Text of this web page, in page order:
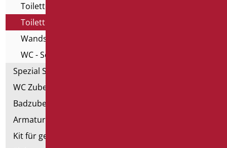
Toiletten mit Öffnung
Toiletten, Bidet und Bodenbefestigung
Wandsysteme
WC - Serie Home
Spezial Sanitär
WC Zubehörteil
Badzubehörteil
Armaturen
Kit für genehmigte Badezimmer